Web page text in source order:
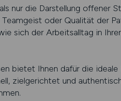
nur die Darstellung offener
oder Qualität der
sich der Arbeitsalltag in
bietet Ihnen dafür die
zielgerichtet und